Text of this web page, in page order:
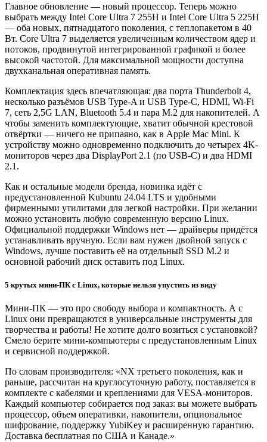
Главное обновление — новый процессор. Теперь можно
выбрать между Intel Core Ultra 7 255H и Intel Core Ultra 5 225H
— оба новых, пятнадцатого поколения, с теплопакетом в 40
Вт. Core Ultra 7 выделяется увеличенным количеством ядер и
потоков, продвинутой интегрированной графикой и более
высокой частотой. Для максимальной мощности доступна
двухканальная оперативная память.
Комплектация здесь впечатляющая: два порта Thunderbolt 4,
несколько разъёмов USB Type-A и USB Type-C, HDMI, Wi-Fi
7, сеть 2,5G LAN, Bluetooth 5.4 и пара M.2 для накопителей. А
чтобы заменить комплектующие, хватит обычной крестовой
отвёртки — ничего не припаяно, как в Apple Mac Mini. К
устройству можно одновременно подключить до четырех 4K-
мониторов через два DisplayPort 2.1 (по USB-C) и два HDMI
2.1.
Как и остальные модели бренда, новинка идёт с
предустановленной Kubuntu 24.04 LTS и удобными
фирменными утилитами для легкой настройки. При желании
можно установить любую современную версию Linux.
Официальной поддержки Windows нет — драйверы придётся
устанавливать вручную. Если вам нужен двойной запуск с
Windows, лучше поставить её на отдельный SSD M.2 и
основной рабочий диск оставить под Linux.
5 крутых мини-ПК с Linux, которые нельзя упустить из виду
Мини-ПК — это про свободу выбора и компактность. А с
Linux они превращаются в универсальные инструменты для
творчества и работы! Не хотите долго возиться с установкой?
Смело берите мини-компьютеры с предустановленным Linux
и сервисной поддержкой.
По словам производителя: «NX третьего поколения, как и
раньше, рассчитан на круглосуточную работу, поставляется в
комплекте с кабелями и креплениями для VESA-мониторов.
Каждый компьютер собирается под заказ: вы можете выбрать
процессор, объем оперативки, накопители, опциональное
шифрование, поддержку YubiKey и расширенную гарантию.
Доставка бесплатная по США и Канаде.»